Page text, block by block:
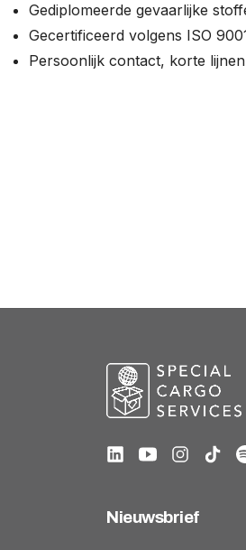
Gediplomeerde gevaarlijke
Gecertificeerd volgens ISO
Persoonlijk contact, korte
Nieuwsbrief